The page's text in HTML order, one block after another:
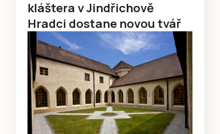
kláštera v Jindřichově
Hradci dostane novou tvář